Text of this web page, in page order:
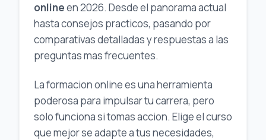
onlineen 2026. Desde el panorama actual
hasta consejos practicos, pasando por
comparativas detalladas y respuestas a las
preguntas mas frecuentes.
La formacion online es una herramienta
poderosa para impulsar tu carrera, pero
solo funciona si tomas accion. Elige el curso
que mejor se adapte a tus necesidades,